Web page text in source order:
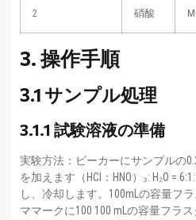
2 硝酸
3. 操作手順
3.1 サンプル処理
3.1.1 試験溶液の準備
実験方法：ビーカーにサンプルの
を加えます（HCl：HNO）₃: H₂O =
し、冷却します。100mLの容量フ
ママークに100 100 mLの容量フラ